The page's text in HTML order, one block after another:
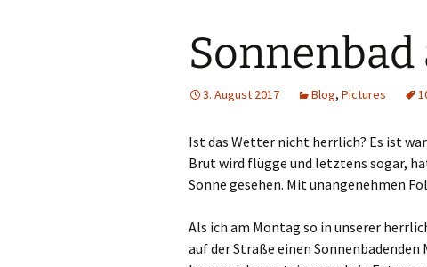
3. August 2017 Blog, Pictures
Ist das Wetter nicht herrlich? Es ist
Brut wird flügge und letztens sogar,
Sonne gesehen. Mit unangenehmen
Als ich am Montag so in unserer
auf der Straße einen